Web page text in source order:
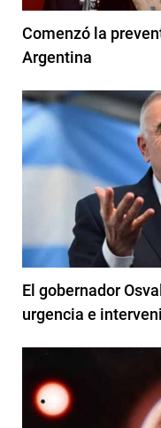
Comenzó la
Argentina
El gobernador
urgencia e